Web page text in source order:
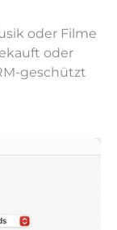
oder Filme
oder
geschützt